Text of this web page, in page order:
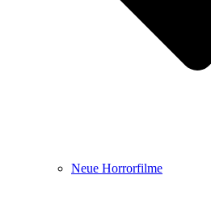
Neue Horrorfilme